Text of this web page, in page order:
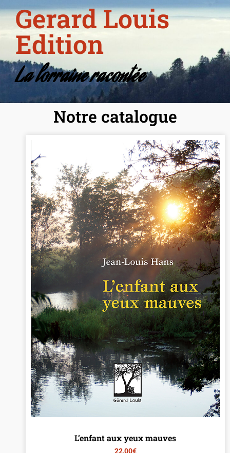
Gerard Louis
Edition
La lorraine racontée
Notre catalogue
L’enfant aux yeux mauves
22,00€